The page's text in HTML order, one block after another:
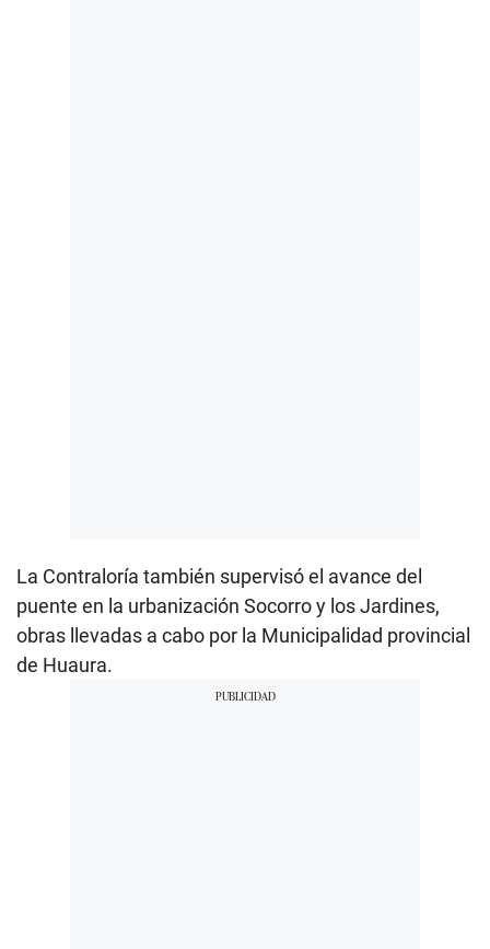
La Contraloría también supervisó el avance del
puente en la urbanización Socorro y los Jardines,
obras llevadas a cabo por la Municipalidad provincial
de Huaura.